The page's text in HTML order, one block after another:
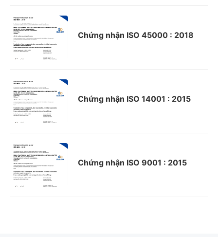
Chứng nhận ISO 45000 : 2018
Chứng nhận ISO 14001 : 2015
Chứng nhận ISO 9001 : 2015